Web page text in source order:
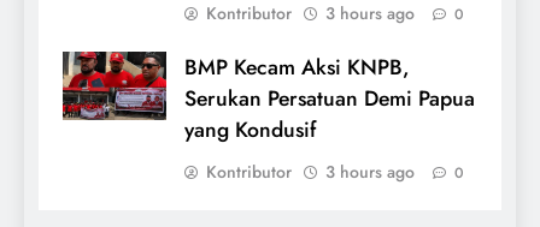
Kontributor 3 hours ago 0
BMP Kecam Aksi KNPB,
Serukan Persatuan Demi Papua
yang Kondusif
Kontributor 3 hours ago 0